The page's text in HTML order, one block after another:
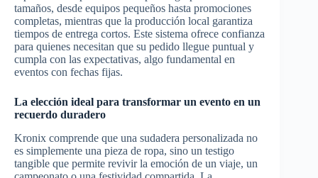
tamaños, desde equipos pequeños hasta promociones
completas, mientras que la producción local garantiza
tiempos de entrega cortos. Este sistema ofrece confianza
para quienes necesitan que su pedido llegue puntual y
cumpla con las expectativas, algo fundamental en
eventos con fechas fijas.
La elección ideal para transformar un evento en un
recuerdo duradero
Kronix comprende que una sudadera personalizada no
es simplemente una pieza de ropa, sino un testigo
tangible que permite revivir la emoción de un viaje, un